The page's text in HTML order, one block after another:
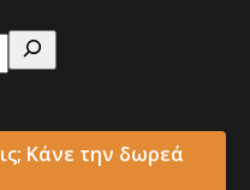
Κάνε την δωρεά